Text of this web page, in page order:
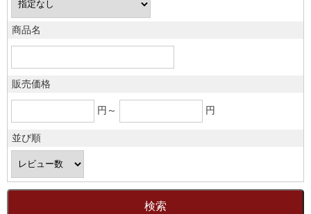
商品名
販売価格
円～ 円
並び順